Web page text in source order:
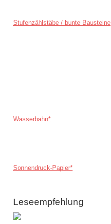
Stufenzählstäbe / bunte Bausteine
Wasserbahn*
Sonnendruck-Papier*
Leseempfehlung